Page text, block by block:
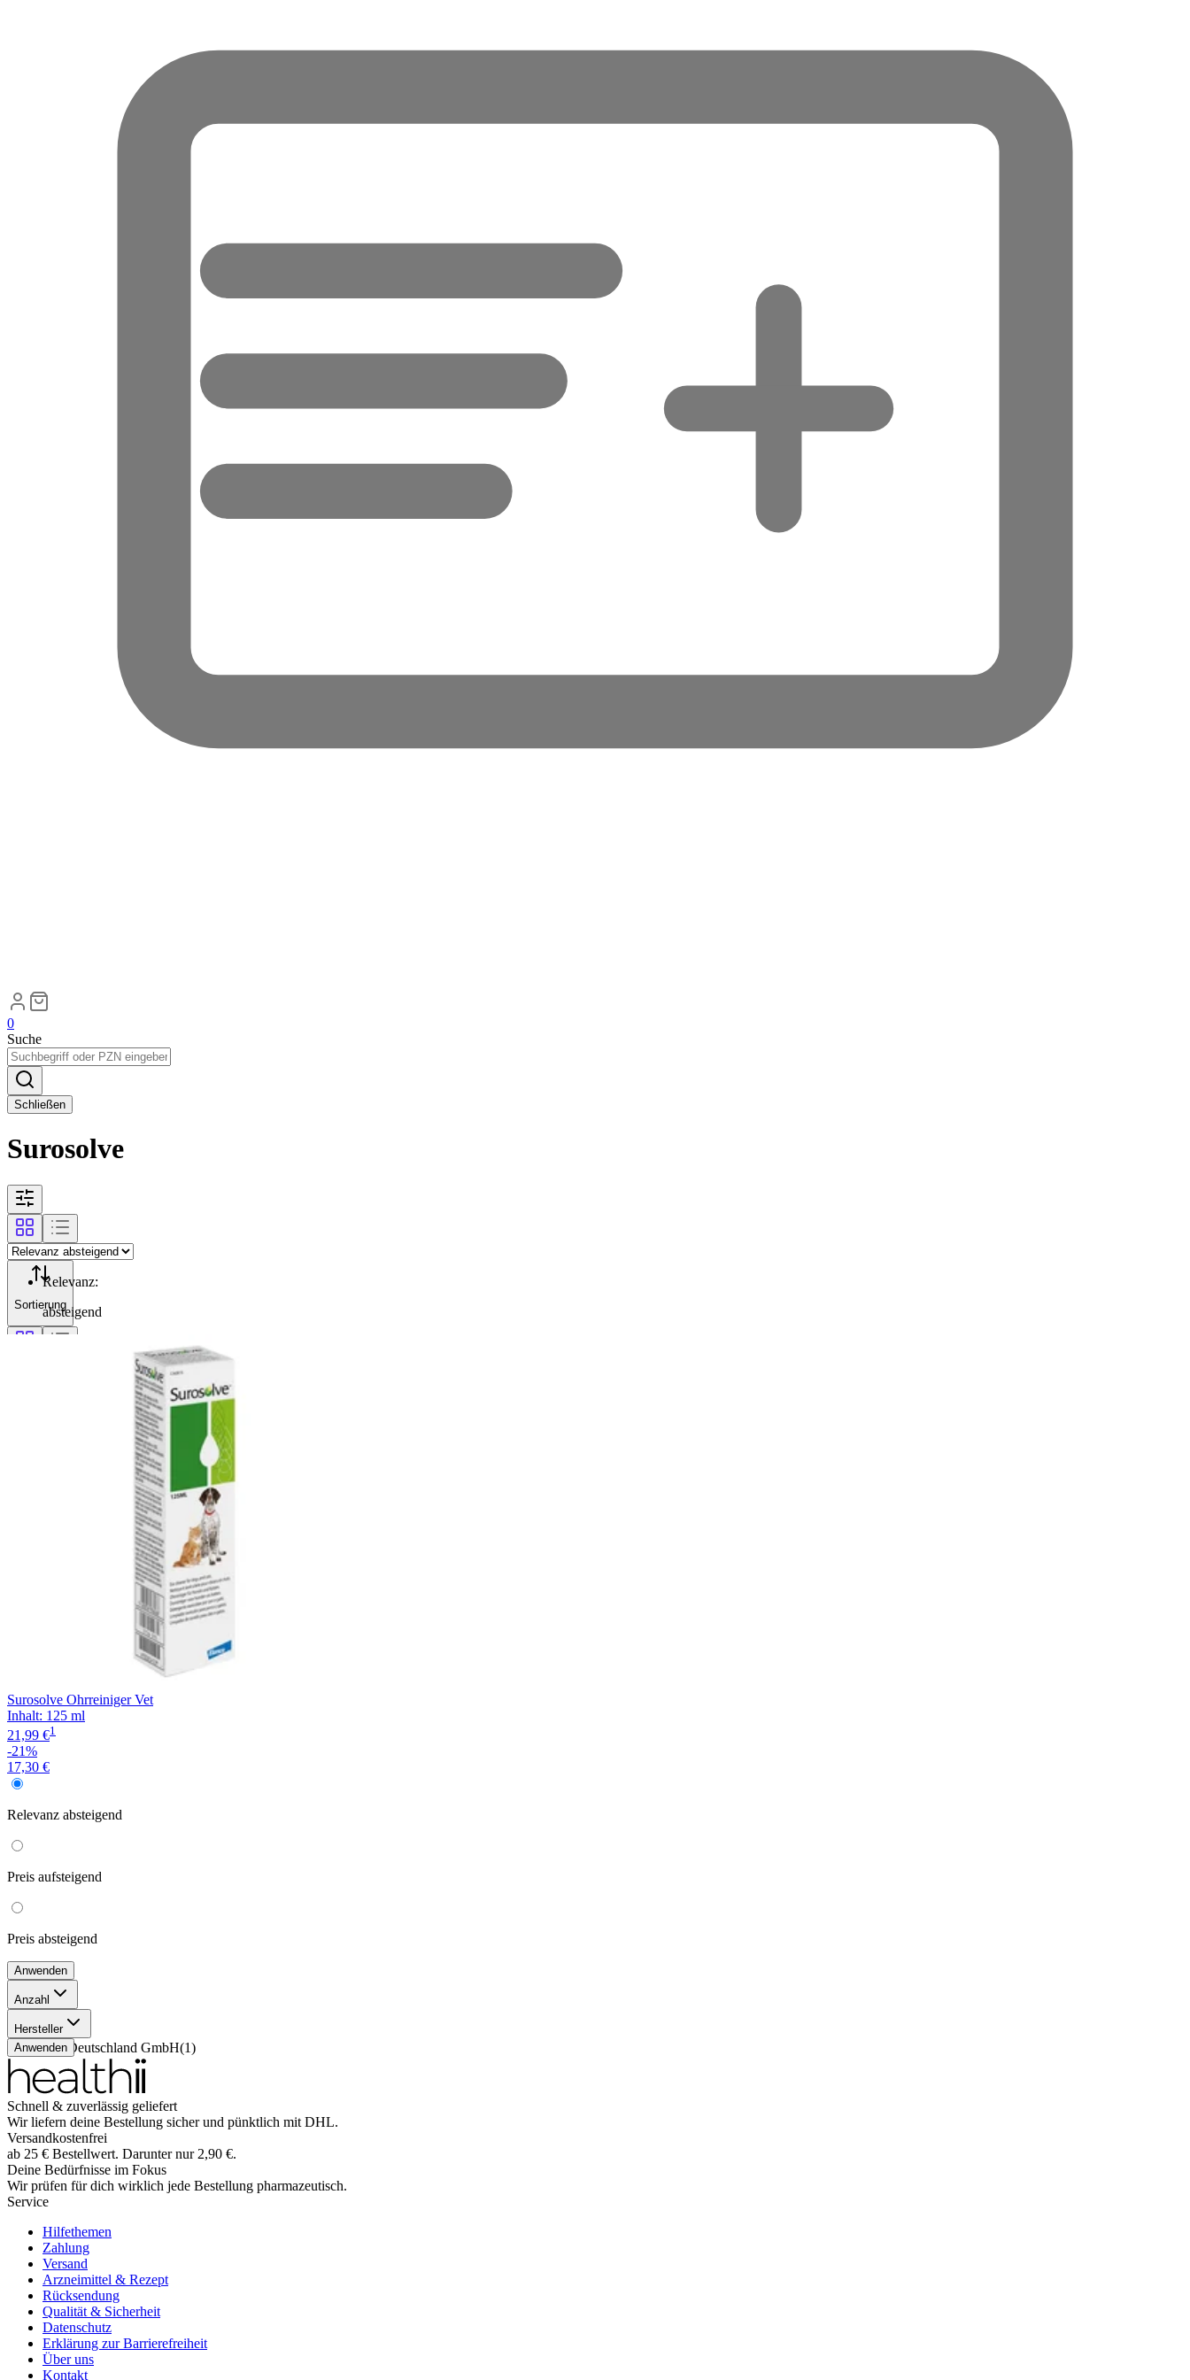
0
Suche
Schließen
Surosolve
Sortierung
Relevanz:
absteigend
Surosolve Ohrreiniger Vet
Inhalt: 125 ml
21,99 €1
-21%
17,30 €
Relevanz absteigend
Preis aufsteigend
Preis absteigend
Anwenden
Anzahl
(1 )
Hersteller
Elanco Deutschland GmbH(1)
Anwenden
Schnell & zuverlässig geliefert
Wir liefern deine Bestellung sicher und pünktlich mit DHL.
Versandkostenfrei
ab 25 € Bestellwert. Darunter nur 2,90 €.
Deine Bedürfnisse im Fokus
Wir prüfen für dich wirklich jede Bestellung pharmazeutisch.
Service
Hilfethemen
Zahlung
Versand
Arzneimittel & Rezept
Rücksendung
Qualität & Sicherheit
Datenschutz
Erklärung zur Barrierefreiheit
Über uns
Kontakt